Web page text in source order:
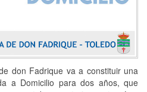
don Fadrique va a constituir una
a Domicilio para dos años, que